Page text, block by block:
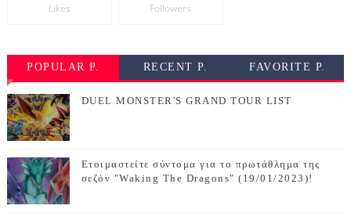
Likes Followers
POPULAR P. RECENT P. FAVORITE P.
DUEL MONSTER'S GRAND TOUR LIST
Ετοιμαστείτε σύντομα για το πρωτάθλημα της
σεζόν "Waking The Dragons" (19/01/2023)!